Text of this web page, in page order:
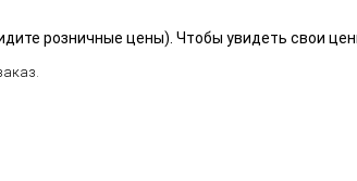
розничные цены). Чтобы увидеть свои